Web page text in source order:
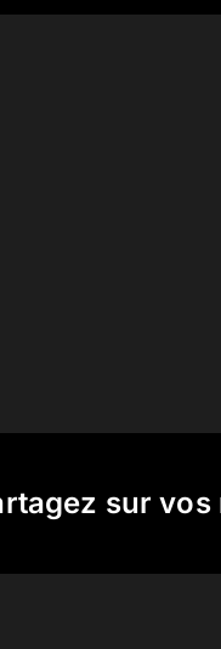
sur